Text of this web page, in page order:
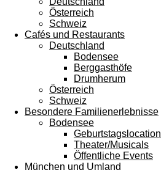
Österreich
Schweiz
Cafés und Restaurants
Deutschland
Bodensee
Berggasthöfe
Drumherum
Österreich
Schweiz
Besondere Familienerlebnisse
Bodensee
Geburtstagslocation
Theater/Musicals
Öffentliche Events
München und Umland